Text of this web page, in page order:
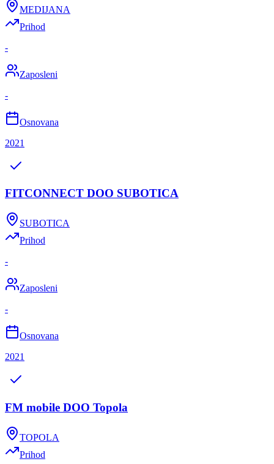
MEDIJANA
Prihod
-
Zaposleni
-
Osnovana
2021
FITCONNECT DOO SUBOTICA
SUBOTICA
Prihod
-
Zaposleni
-
Osnovana
2021
FM mobile DOO Topola
TOPOLA
Prihod